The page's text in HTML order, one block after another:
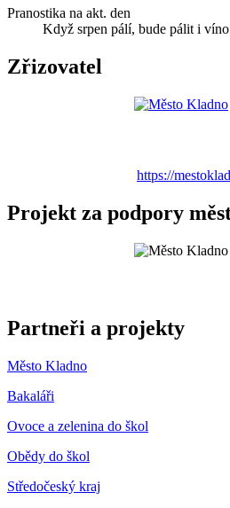
Pranostika na akt. den
Když srpen pálí, bude pálit i
Zřizovatel
https://
Projekt za podpory
Partneři a projekty
Město Kladno
Bakaláři
Ovoce a zelenina do škol
Obědy do škol
Středočeský kraj